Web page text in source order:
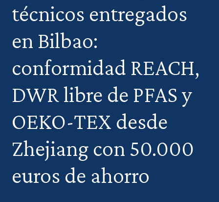
técnicos entregados
en Bilbao:
conformidad REACH,
DWRlibre de PFASy
OEKO-TEX desde
Zhejiang con 50.000
euros de ahorro